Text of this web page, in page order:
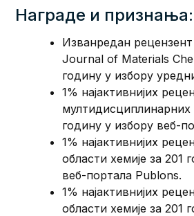
Награде и признања:
Изванредан
Journal of Materials
годину у избору
1% најактивнијих
мултидисциплинарних
годину у избору веб-
1% најактивнијих
области хемије за 201
веб-портала Publons.
1% најактивнијих
области хемије за 201